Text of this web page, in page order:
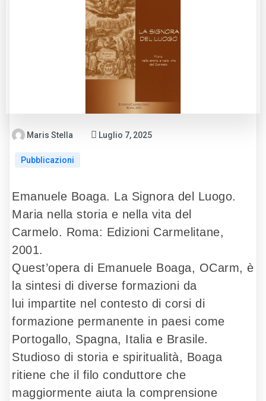
Maris Stella Luglio 7, 2025
Pubblicazioni
Emanuele Boaga. La Signora del Luogo.
Maria nella storia e nella vita del
Carmelo. Roma: Edizioni Carmelitane,
2001.
Quest’opera di Emanuele Boaga, OCarm, è
la sintesi di diverse formazioni da
lui impartite nel contesto di corsi di
formazione permanente in paesi come
Portogallo, Spagna, Italia e Brasile.
Studioso di storia e spiritualità, Boaga
ritiene che il filo conduttore che
maggiormente aiuta la comprensione